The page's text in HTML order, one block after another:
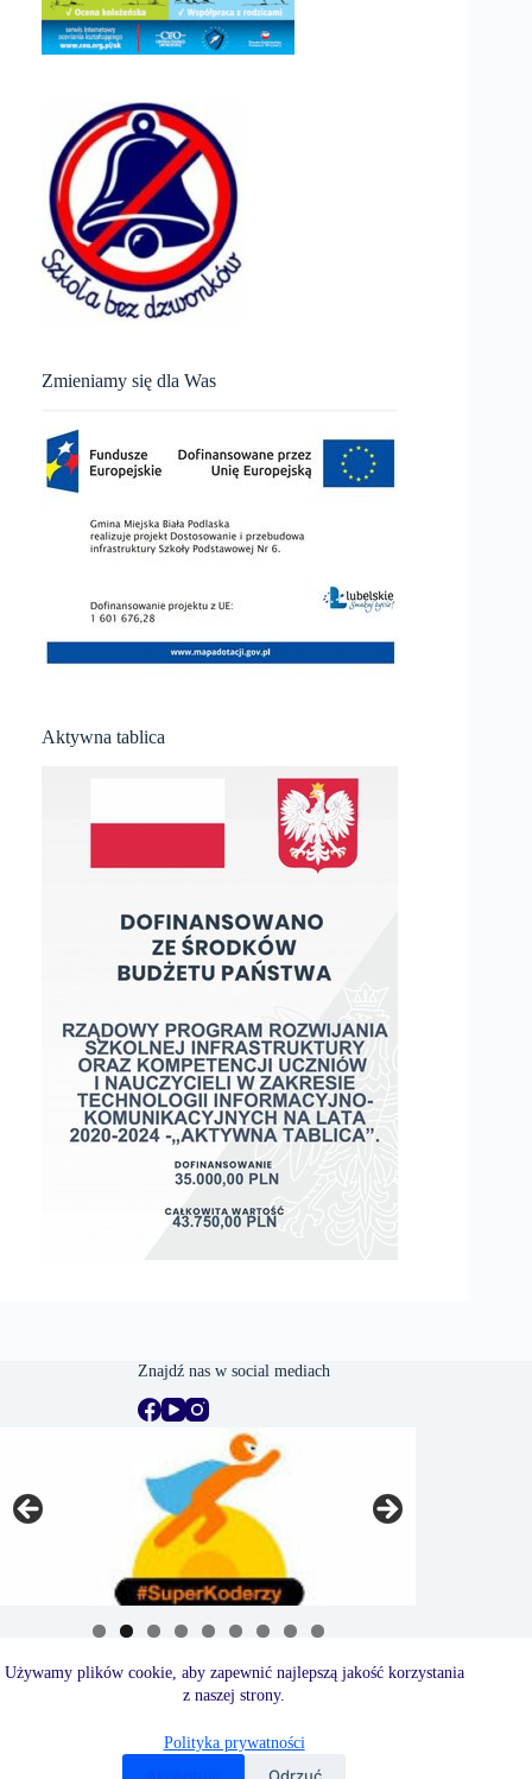
Używamy plików cookie, aby zapewnić najlepszą jakość korzystania
z naszej strony.
Polityka prywatności
Odrzuć
Zmieniamy się dla Was
Aktywna tablica
Znajdź nas w social mediach